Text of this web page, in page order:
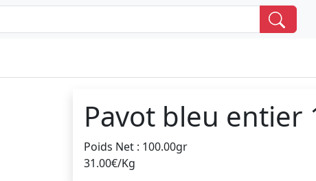
Pavot bleu entier
Poids Net : 100.00gr
31.00€/Kg